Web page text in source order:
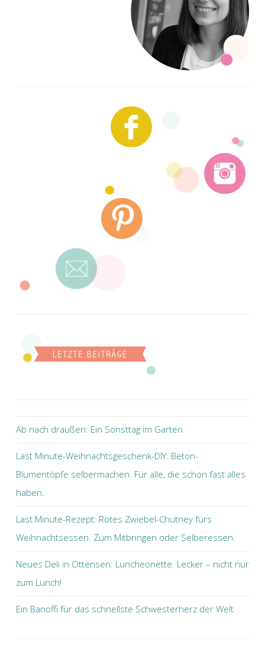
Ab nach draußen: Ein Sonsttag im Garten
Last Minute-Weihnachtsgeschenk-DIY: Beton-
Blumentöpfe selbermachen. Für alle, die schon fast alles
haben.
Last Minute-Rezept: Rotes Zwiebel-Chutney fürs
Weihnachtsessen. Zum Mitbringen oder Selberessen.
Neues Deli in Ottensen: Luncheonette. Lecker – nicht nur
zum Lunch!
Ein Banoffi für das schnellste Schwesterherz der Welt